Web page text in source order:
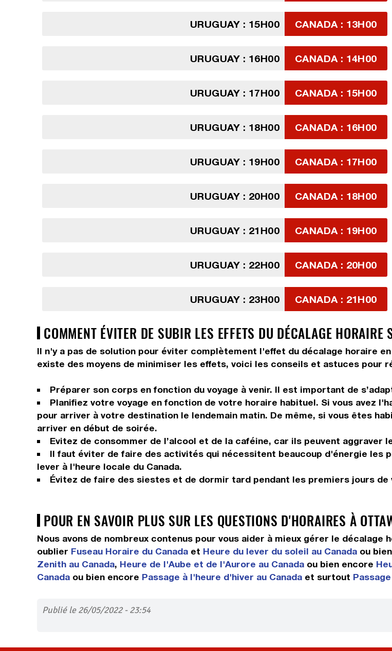
URUGUAY : 15H00 CANADA : 13H00
URUGUAY : 16H00 CANADA : 14H00
URUGUAY : 17H00 CANADA : 15H00
URUGUAY : 18H00 CANADA : 16H00
URUGUAY : 19H00 CANADA : 17H00
URUGUAY : 20H00 CANADA : 18H00
URUGUAY : 21H00 CANADA : 19H00
URUGUAY : 22H00 CANADA : 20H00
URUGUAY : 23H00 CANADA : 21H00
COMMENT ÉVITER DE SUBIR LES EFFETS DU DÉCALAGE
Il n'y a pas de solution pour éviter complètement l'effet du décalage horaire
existe des moyens de minimiser les effets, voici les conseils et astuces pour
Préparer son corps en fonction du voyage à venir. Il est important de
Planifiez votre voyage en fonction de votre horaire habituel. Si vous avez
pour arriver à votre destination le lendemain matin. De même, si vous êtes
arriver en début de soirée.
Evitez de consommer de l’alcool et de la caféine, car ils peuvent aggraver
Il faut éviter de faire des activités qui nécessitent beaucoup d'énergie les
lever à l'heure locale du Canada.
Évitez de faire des siestes et de dormir tard pendant les premiers jours de
POUR EN SAVOIR PLUS SUR LES QUESTIONS D'HORAIRES À
Nous avons de nombreux contenus pour vous aider à mieux gérer le décalage
oublier Fuseau Horaire du Canada et Heure du lever du soleil au Canada ou
Zenith au Canada, Heure de l'Aube et de l'Aurore au Canada ou bien encore
Canada ou bien encore Passage à l'heure d'hiver au Canada et surtout
Publié le 26/05/2022 - 23:54